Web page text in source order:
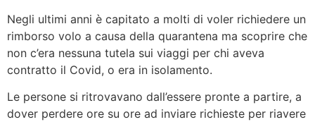
Negli ultimi anni è capitato a molti di voler richiedere un
rimborso volo a causa della quarantena ma scoprire che
non c’era nessuna tutela sui viaggi per chi aveva
contratto il Covid, o era in isolamento.
Le persone si ritrovavano dall’essere pronte a partire, a
dover perdere ore su ore ad inviare richieste per riavere